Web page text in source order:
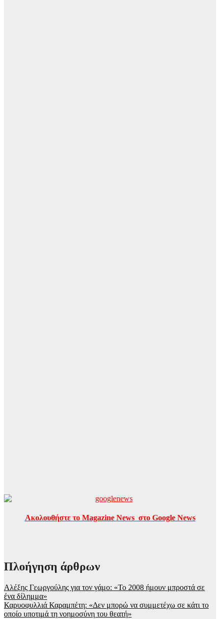
Ακολουθήστε το Magazine News στο Google News
Πλοήγηση άρθρων
Αλέξης Γεωργούλης για τον γάμο: «Το 2008 ήμουν μπροστά σε
ένα δίλημμα»
Καρυοφυλλιά Καραμπέτη: «Δεν μπορώ να συμμετέχω σε κάτι το
οποίο υποτιμά τη νοημοσύνη του θεατή»